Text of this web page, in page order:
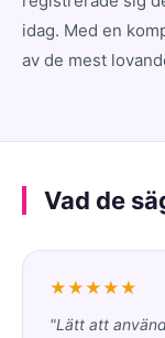
idag. Med en
av de mest
Vad de
★★★★★
"Lätt att